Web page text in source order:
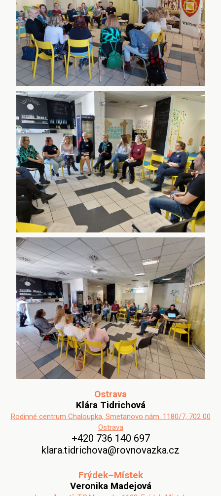
Ostrava
Klára Tidrichová
Rodinné centrum Chaloupka, Smetanovo nám. 1180/7, 702 00
Ostrava
+420 736 140 697
klara.tidrichova@rovnovazka.cz
Frýdek–Místek
Veronika Madejová